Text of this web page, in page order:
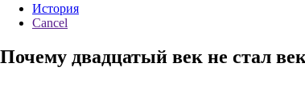
История
Cancel
Почему двадцатый век не стал